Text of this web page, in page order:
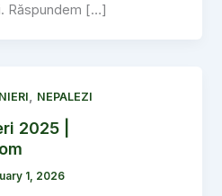
Răspundem […]
, NEPALEZI
2025 |
1, 2026